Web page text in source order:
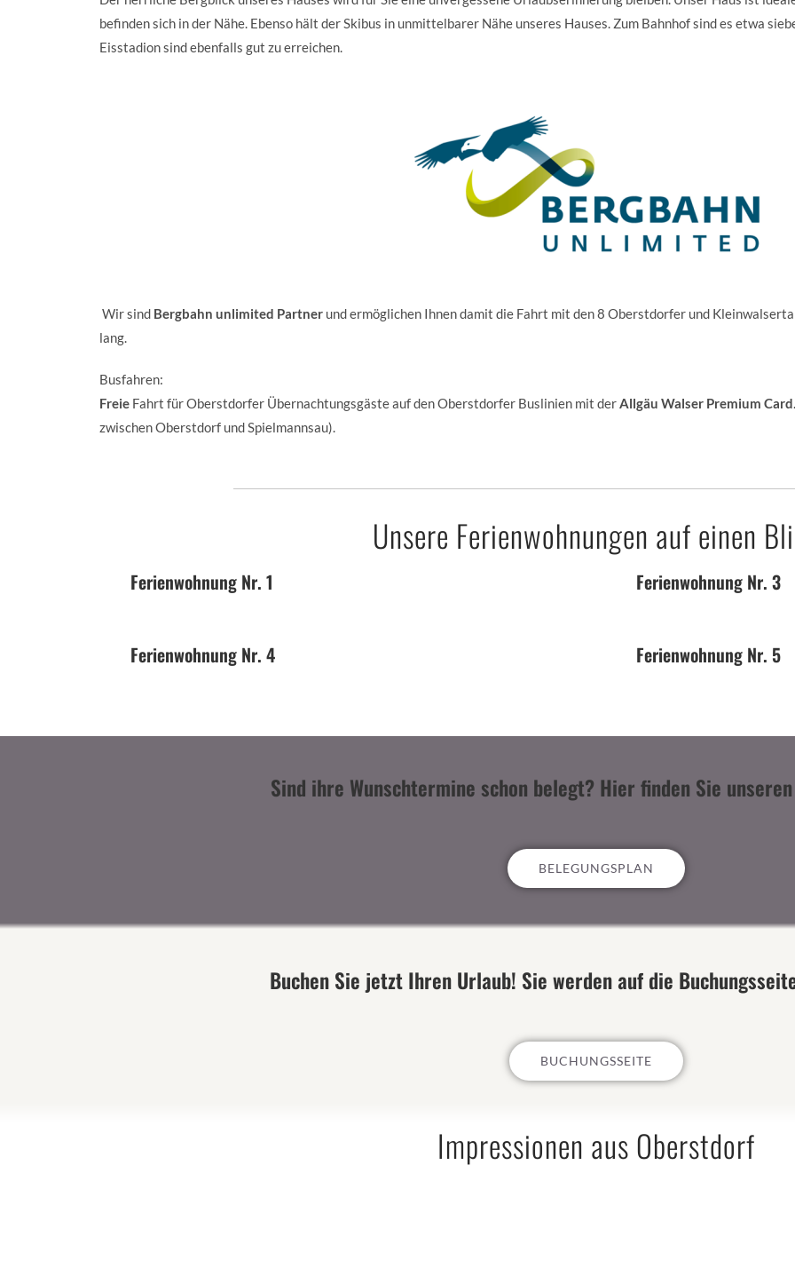
befinden sich in der Nähe. Ebenso hält der Skibus in unmittelbarer Nähe unseres Hauses. Zum Bahnhof sind es etwa
Eisstadion sind ebenfalls gut zu erreichen.
Wir sind Bergbahn unlimited Partner und ermöglichen Ihnen damit die Fahrt mit den 8 Oberstdorfer und
lang.
Busfahren:
Freie Fahrt für Oberstdorfer Übernachtungsgäste auf den Oberstdorfer Buslinien mit derAllgäu Walser Premium Card
zwischen Oberstdorf und Spielmannsau).
Unsere Ferienwohnungen auf einen
Ferienwohnung Nr. 1 Ferienwohnung Nr. 3
Ferienwohnung Nr. 4 Ferienwohnung Nr. 5
Sind ihre Wunschtermine schon belegt? Hier finden Sie
BELEGUNGSPLAN
Buchen Sie jetzt Ihren Urlaub! Sie werden auf die
BUCHUNGSSEITE
Impressionen aus Oberstdorf